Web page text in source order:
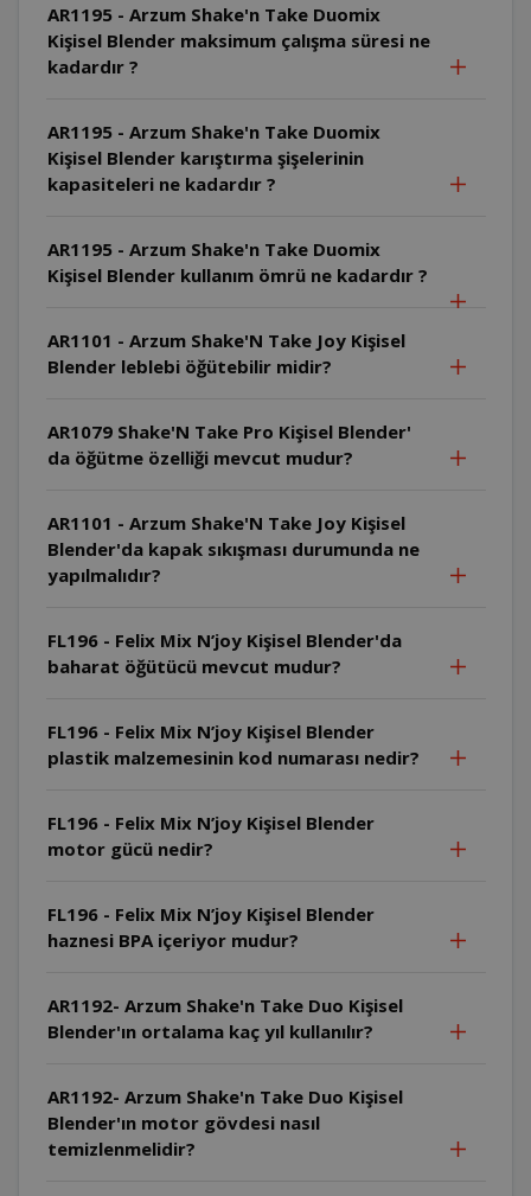
AR1195 - Arzum Shake'n Take Duomix
Kişisel Blender maksimum çalışma süresi ne
kadardır ?
AR1195 - Arzum Shake'n Take Duomix
Kişisel Blender karıştırma şişelerinin
kapasiteleri ne kadardır ?
AR1195 - Arzum Shake'n Take Duomix
Kişisel Blender kullanım ömrü ne kadardır ?
AR1101 - Arzum Shake'N Take Joy Kişisel
Blender leblebi öğütebilir midir?
AR1079 Shake'N Take Pro Kişisel Blender'
da öğütme özelliği mevcut mudur?
AR1101 - Arzum Shake'N Take Joy Kişisel
Blender'da kapak sıkışması durumunda ne
yapılmalıdır?
FL196 - Felix Mix N’joy Kişisel Blender'da
baharat öğütücü mevcut mudur?
FL196 - Felix Mix N’joy Kişisel Blender
plastik malzemesinin kod numarası nedir?
FL196 - Felix Mix N’joy Kişisel Blender
motor gücü nedir?
FL196 - Felix Mix N’joy Kişisel Blender
haznesi BPA içeriyor mudur?
AR1192- Arzum Shake'n Take Duo Kişisel
Blender'ın ortalama kaç yıl kullanılır?
AR1192- Arzum Shake'n Take Duo Kişisel
Blender'ın motor gövdesi nasıl
temizlenmelidir?